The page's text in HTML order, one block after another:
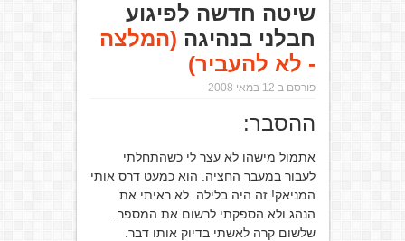
שיטה חדשה לפיגוע
חבלני בנהיגה (המלצה
- לא להעביר)
פורסם ב 12 במאי 2008
ההסבר:
אתמול מישהו לא עצר לי כשהתחלתי
לעבור במעבר החציה. הוא כמעט דרס אותי
המניאק! זה היה בלילה. לא ראיתי את
הנהג ולא הספקתי לרשום את המספר.
שלשום קרה לאשתי בדיוק אותו דבר.